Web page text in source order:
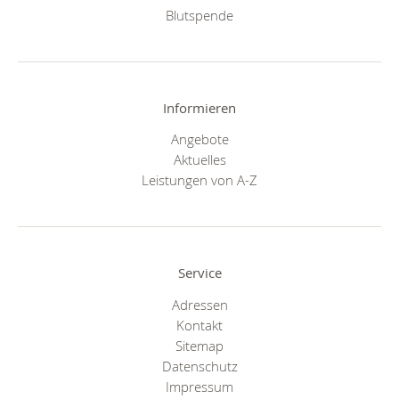
Blutspende
Informieren
Angebote
Aktuelles
Leistungen von A-Z
Service
Adressen
Kontakt
Sitemap
Datenschutz
Impressum